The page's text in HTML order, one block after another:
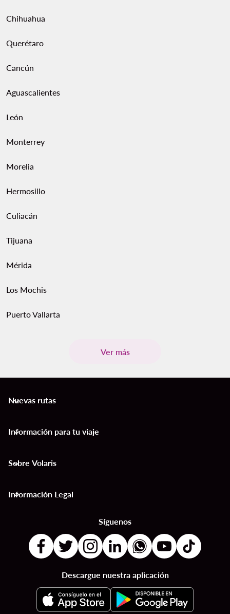
Chihuahua
Querétaro
Cancún
Aguascalientes
León
Monterrey
Morelia
Hermosillo
Culiacán
Tijuana
Mérida
Los Mochis
Puerto Vallarta
Ver más
Nuevas rutas
keyboard_arrow_down
Información para tu viaje
keyboard_arrow_down
Sobre Volaris
keyboard_arrow_down
Información Legal
keyboard_arrow_down
Síguenos
Descargue nuestra aplicación